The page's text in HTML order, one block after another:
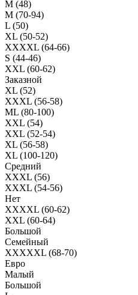
M (48)
M (70-94)
L (50)
XL (50-52)
XXXXL (64-66)
S (44-46)
XXL (60-62)
Заказной
XL (52)
XXXL (56-58)
ML (80-100)
XXL (54)
XXL (52-54)
XL (56-58)
XL (100-120)
Средний
XXXL (56)
XXXL (54-56)
Нет
XXXXL (60-62)
XXL (60-64)
Большой
Семейный
XXXXXL (68-70)
Евро
Малый
Большой